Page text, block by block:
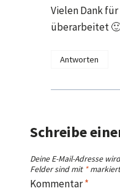
Vielen Dank
überarbeitet
Antworten
Schreibe
Deine E-Mail-Adresse
Felder sind mit *markiert
Kommentar*